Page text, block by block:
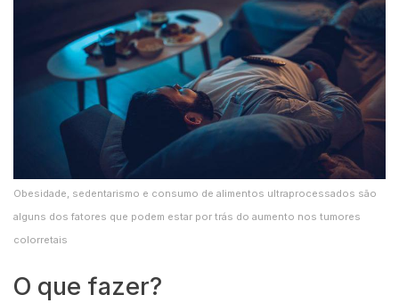
Obesidade, sedentarismo e consumo de alimentos ultraprocessados são
alguns dos fatores que podem estar por trás do aumento nos tumores
colorretais
O que fazer?